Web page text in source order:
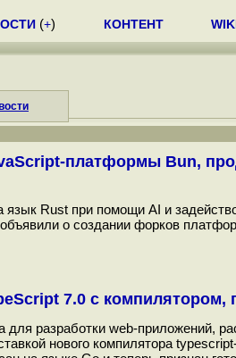
(+) КОНТЕНТ
платформы Bun,
Rust при помощи AI и
объявили о создании форков
7.0 с компилятором,
для разработки web-приложений,
нового компилятора